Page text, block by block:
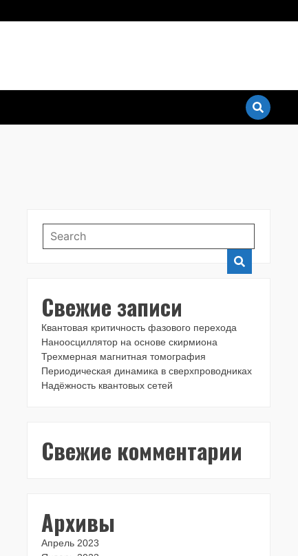
Свежие записи
Квантовая критичность фазового перехода
Наноосциллятор на основе скирмиона
Трехмерная магнитная томография
Периодическая динамика в сверхпроводниках
Надёжность квантовых сетей
Свежие комментарии
Архивы
Апрель 2023